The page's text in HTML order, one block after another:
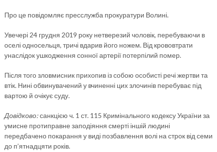
Про це повідомляє пресслужба прокуратури Волині.
Увечері 24 грудня 2019 року нетверезий чоловік, перебуваючи в
оселі односельця, тричі вдарив його ножем. Від крововтрати
унаслідок ушкодження сонної артерії потерпілий помер.
Після того зловмисник прихопив із собою особисті речі жертви та
втік. Нині обвинувачений у вчиненні цих злочинів перебуває під
вартою й очікує суду.
Довідково:санкцією ч. 1 ст. 115 Кримінального кодексу України за
умисне протиправне заподіяння смерті іншій людині
передбачено покарання у виді позбавлення волі на строк від семи
до п’ятнадцяти років.